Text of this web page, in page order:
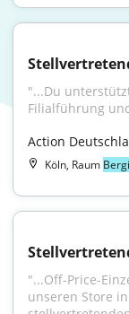
"...Du
Filialführung
Action
Köln, Raum
"...Off-Price-
unseren Store